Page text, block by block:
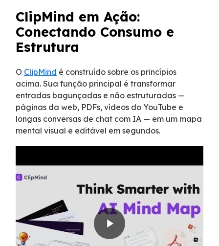
ClipMind em Ação:
Conectando Consumo e
Estrutura
O ClipMind é construído sobre os princípios
acima. Sua função principal é transformar
entradas bagunçadas e não estruturadas —
páginas da web, PDFs, vídeos do YouTube e
longas conversas de chat com IA — em um mapa
mental visual e editável em segundos.